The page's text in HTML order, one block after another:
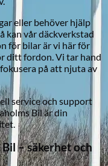
eller behöver hjälp
kan vår däckverkstad
för bilar är vi här för
ditt fordon. Vi tar hand
på att njuta av
service och support
Bil är din
– säkerhet och